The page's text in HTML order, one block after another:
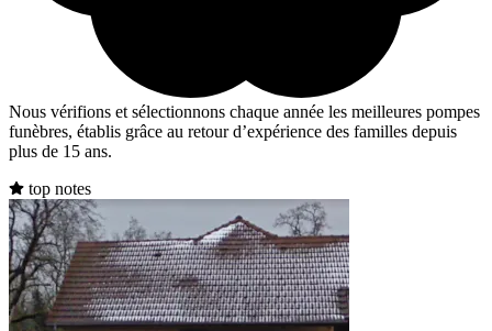
Nous vérifions et sélectionnons chaque année les meilleures pompes
funèbres, établis grâce au retour d’expérience des familles depuis
plus de 15 ans.
top notes